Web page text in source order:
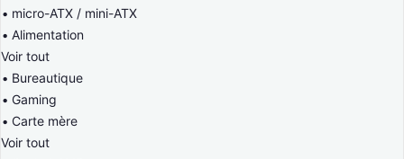
micro-ATX / mini-ATX
Alimentation
Voir tout
Bureautique
Gaming
Carte mère
Voir tout